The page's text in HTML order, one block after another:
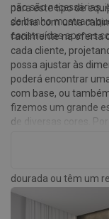
não são necessárias.
de banho mostram
construídas apenas
para este tipo de
sonha com uma
facilmente na oferta
cada cliente,
possa ajustar às
poderá encontrar
com base, ou
fizemos um grande
de diversas cores.
lado, se prefere
dourada ou têm um